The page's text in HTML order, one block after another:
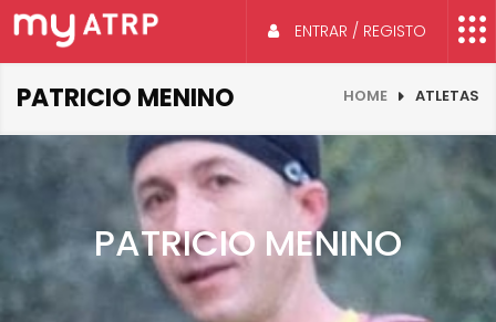
ENTRAR / REGISTO
PATRICIO MENINO HOME ATLETAS
PATRICIO MENINO